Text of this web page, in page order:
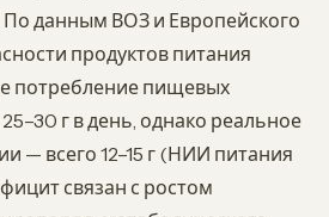
По данным ВОЗ и Европейского
продуктов питания
потребление пищевых
г в день, однако реальное
— всего 12–15 г (НИИ питания
связан с ростом